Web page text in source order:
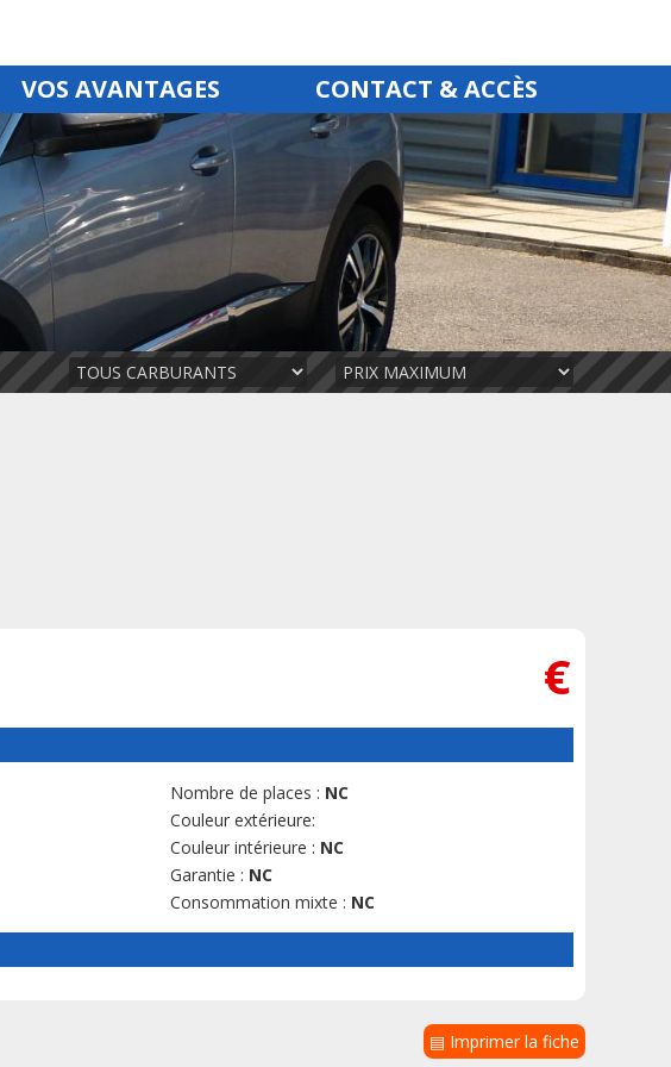
VOS AVANTAGES CONTACT & ACCÈS
€
Nombre de places : NC
Couleur extérieure:
Couleur intérieure : NC
Garantie : NC
Consommation mixte : NC
▤ Imprimer la fiche